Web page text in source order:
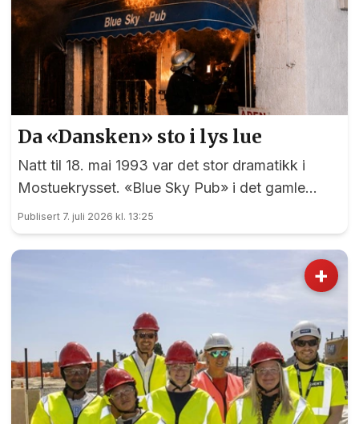
Da «Dansken» sto i lys lue
Natt til 18. mai 1993 var det stor dramatikk i
Mostuekrysset. «Blue Sky Pub» i det gamle
Autoimport-bygget sto plutselig i full fyr, og
vegg-i-vegg hadde Børselars sitt våpenlager.
Kunne det går bra?
Publisert 7. juli 2026 kl. 13:25
+